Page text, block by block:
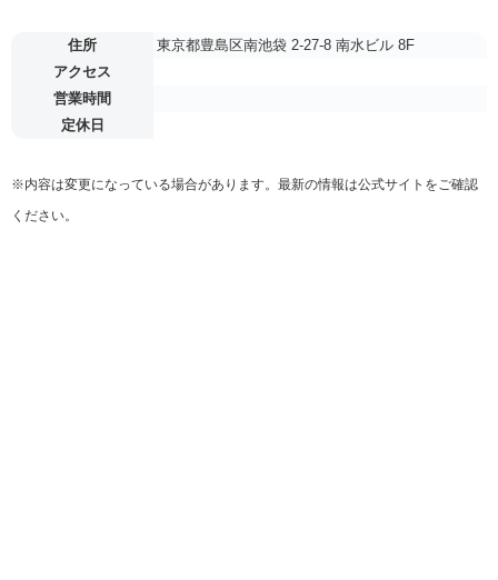
住所
東京都豊島区南池袋 2-27-8 南水ビル 8F
アクセス
営業時間
定休日
※内容は変更になっている場合があります。最新の情報は公式サイトをご確認
ください。